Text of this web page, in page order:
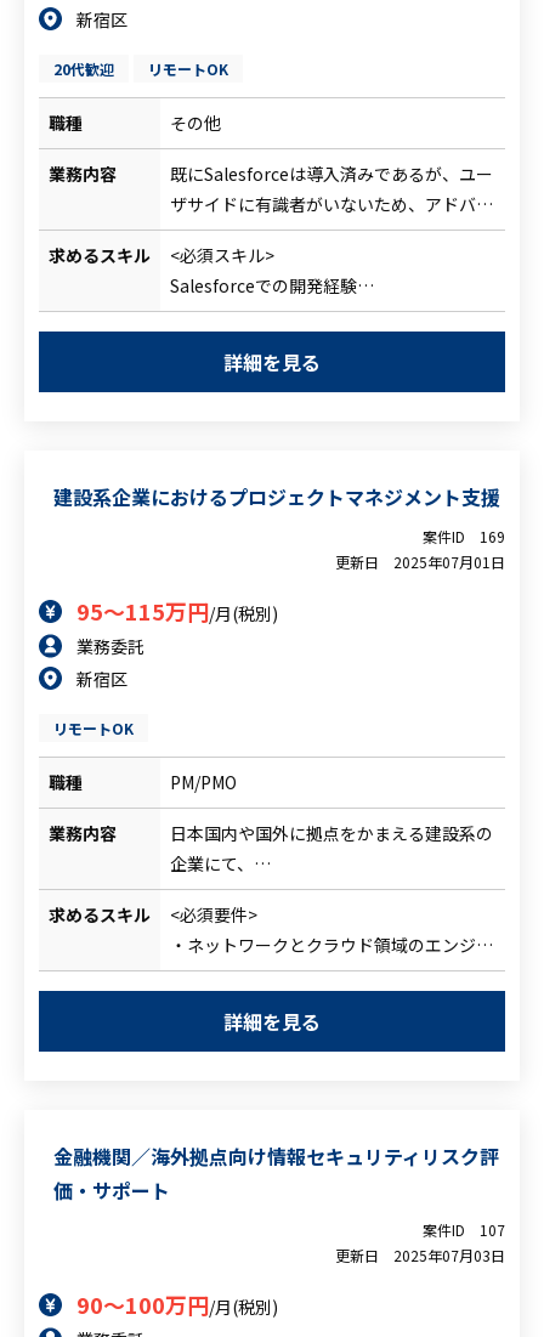
新宿区
20代歓迎 リモートOK
職種 その他
業務内容
既にSalesforceは導入済みであるが、ユー
ザサイドに有識者がいないため、アドバイ
ザリー兼開発者としての対応が求められ
る。
使用目的は、営業目的でクライアント毎の
売上状況や商談管理、リード管理などを行
いたい。
既存環境への影響も考えつつ、開発を行え
求めるスキル
<必須スキル>
Salesforceでの開発経験
Salescloudの知見・経験
<尚可スキル>
詳細を見る
建設系企業におけるプロジェクトマネジメント支援
案件ID
169
更新日
2025年07月01日
95～115万円/月(税別)
業務委託
新宿区
リモートOK
職種 PM/PMO
業務内容
日本国内や国外に拠点をかまえる建設系の
企業にて、
VPN刷新をはじめ、EDR・認証・SOC領域
に関わる4つのプロジェクトが存在し
顧客側（3～4名）でそれらを推進している
が、一部課題感があるためそれらを解消し
ながら、
プロジェクトマネジメントをご支援いただ
全体の進捗状況の確認や推進、課題感の洗
領域のツールの設定確認等々を実行頂く見
求めるスキル
<必須要件>
・ネットワークとクラウド領域のエンジニ
ア経験
・上記4つの領域におけるソリューション
・セキュリティコンサルティング経験
詳細を見る
金融機関／海外拠点向け情報セキュリティリスク評
価・サポート
案件ID
107
更新日
2025年07月03日
90～100万円/月(税別)